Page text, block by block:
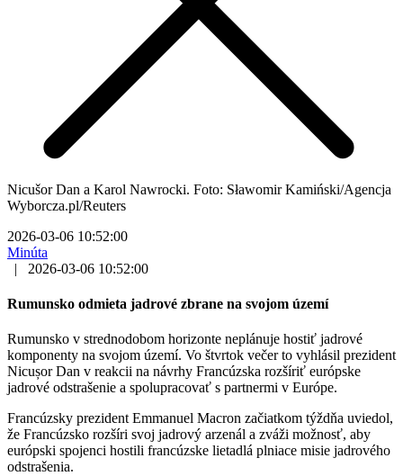
Nicušor Dan a Karol Nawrocki. Foto: Sławomir Kamiński/Agencja
Wyborcza.pl/Reuters
2026-03-06 10:52:00
Minúta
|
2026-03-06 10:52:00
Rumunsko odmieta jadrové zbrane na svojom území
Rumunsko v strednodobom horizonte neplánuje hostiť jadrové
komponenty na svojom území. Vo štvrtok večer to vyhlásil prezident
Nicușor Dan v reakcii na návrhy Francúzska rozšíriť európske
jadrové odstrašenie a spolupracovať s partnermi v Európe.
Francúzsky prezident Emmanuel Macron začiatkom týždňa uviedol,
že Francúzsko rozšíri svoj jadrový arzenál a zváži možnosť, aby
európski spojenci hostili francúzske lietadlá plniace misie jadrového
odstrašenia.